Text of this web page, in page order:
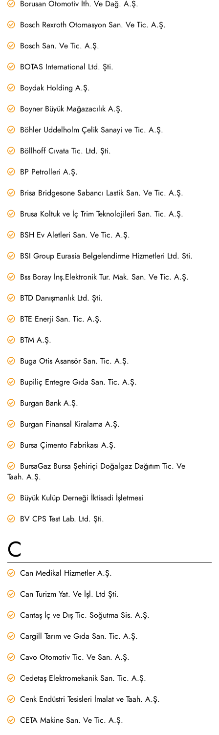
Borusan Otomotiv İth. Ve Dağ. A.Ş.
Bosch Rexroth Otomasyon San. Ve Tic. A.Ş.
Bosch San. Ve Tic. A.Ş.
BOTAS International Ltd. Şti.
Boydak Holding A.Ş.
Boyner Büyük Mağazacılık A.Ş.
Böhler Uddelholm Çelik Sanayi ve Tic. A.Ş.
Böllhoff Cıvata Tic. Ltd. Şti.
BP Petrolleri A.Ş.
Brisa Bridgesone Sabancı Lastik San. Ve Tic. A.Ş.
Brusa Koltuk ve İç Trim Teknolojileri San. Tic. A.Ş.
BSH Ev Aletleri San. Ve Tic. A.Ş.
BSI Group Eurasia Belgelendirme Hizmetleri Ltd. Sti.
Bss Boray İnş.Elektronik Tur. Mak. San. Ve Tic. A.Ş.
BTD Danışmanlık Ltd. Şti.
BTE Enerji San. Tic. A.Ş.
BTM A.Ş.
Buga Otis Asansör San. Tic. A.Ş.
Bupiliç Entegre Gıda San. Tic. A.Ş.
Burgan Bank A.Ş.
Burgan Finansal Kiralama A.Ş.
Bursa Çimento Fabrikası A.Ş.
BursaGaz Bursa Şehiriçi Doğalgaz Dağıtım Tic. Ve
Taah. A.Ş.
Büyük Kulüp Derneği İktisadi İşletmesi
BV CPS Test Lab. Ltd. Şti.
C
Can Medikal Hizmetler A.Ş.
Can Turizm Yat. Ve İşl. Ltd Şti.
Cantaş İç ve Dış Tic. Soğutma Sis. A.Ş.
Cargill Tarım ve Gıda San. Tic. A.Ş.
Cavo Otomotiv Tic. Ve San. A.Ş.
Cedetaş Elektromekanik San. Tic. A.Ş.
Cenk Endüstri Tesisleri İmalat ve Taah. A.Ş.
CETA Makine San. Ve Tic. A.Ş.